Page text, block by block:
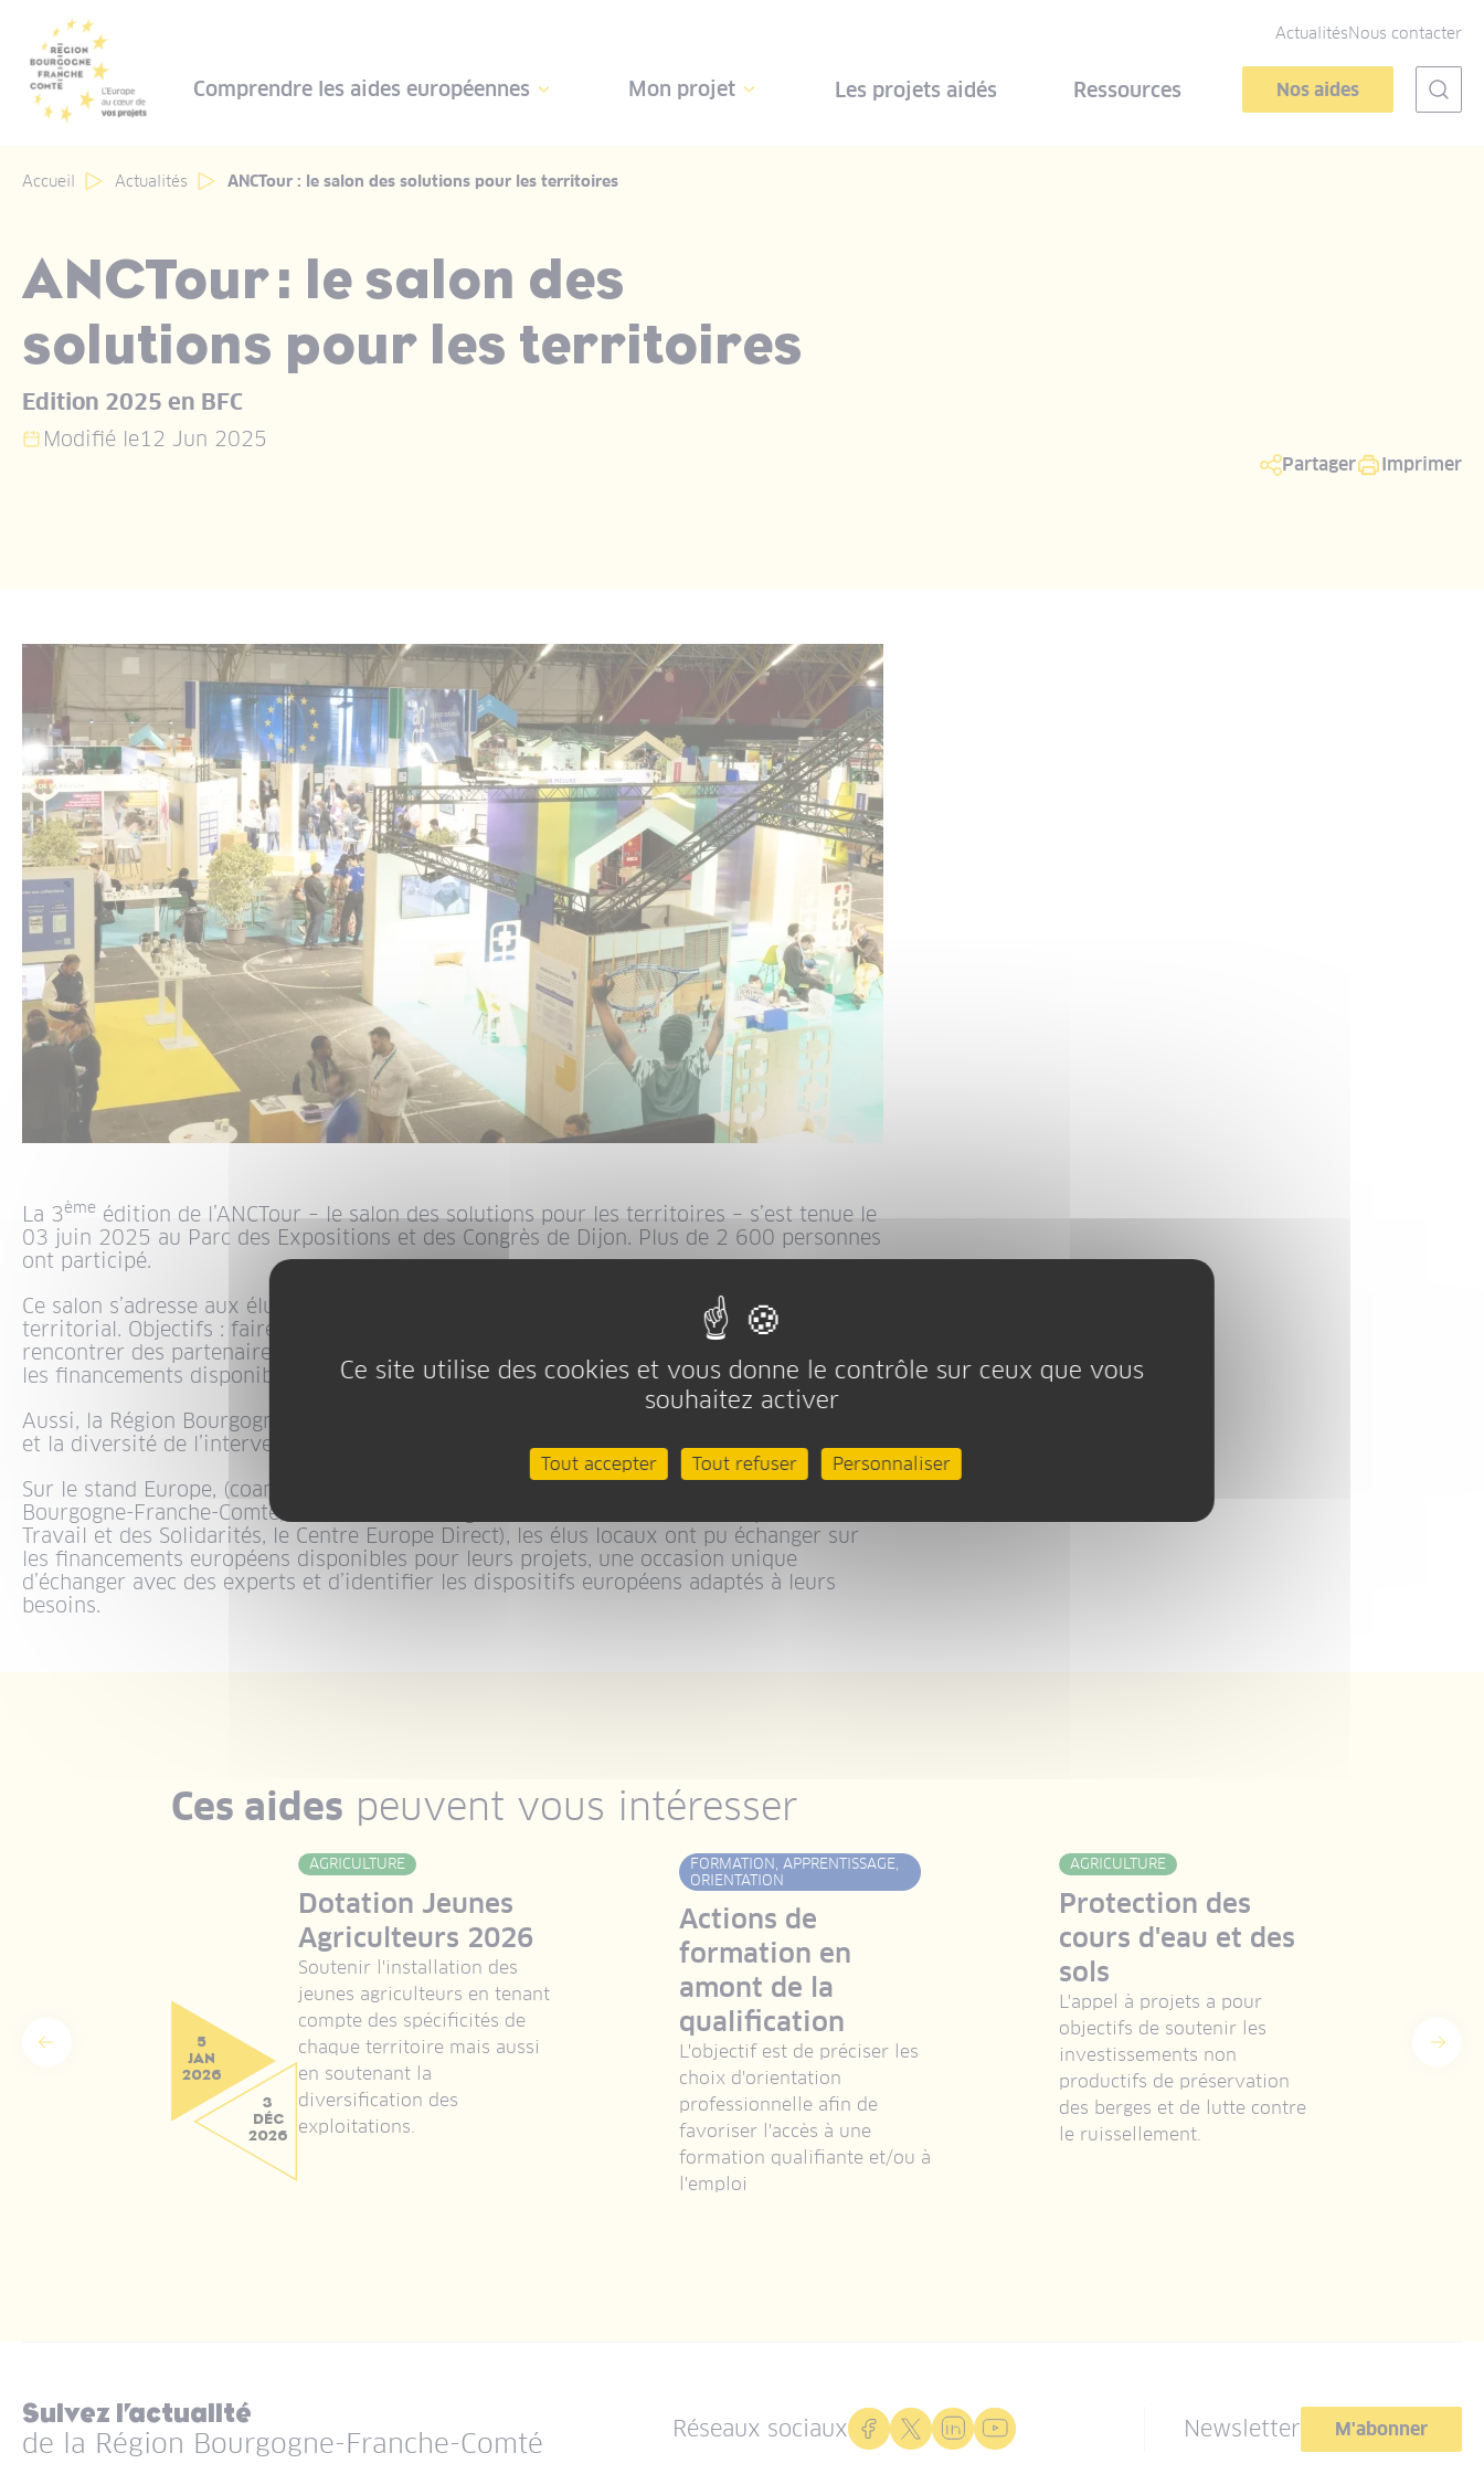
ActualitésNous contacter
Comprendre les aides européennes Mon projet Les projets aidés Ressources Nos aides
Accueil Actualités ANCTour : le salon des solutions pour les territoires
ANCTour : le salon des
solutions pour les territoires
Edition 2025 en BFC
Modifié le12 Jun 2025
Partager Imprimer
La 3ème édition de l’ANCTour – le salon des solutions pour les territoires – s’est tenue le
03 juin 2025 au Parc des Expositions et des Congrès de Dijon. Plus de 2 600 personnes
ont participé.
Ce salon s’adresse aux élus, aux porteurs de projets et aux acteurs du développement
territorial. Objectifs : faire découvrir des solutions concrètes, des outils innovants,
rencontrer des partenaires clés pour faire avancer les projets locaux, se renseigner sur
les financements disponibles pour dynamiser le territoire.
Aussi, la Région Bourgogne-Franche-Comté était présente pour donner à voir l’ampleur
et la diversité de l’intervention régionale aux côtés des territoires.
Sur le stand Europe, (coanimé notamment par les équipes de l’ANCT, de la Région
Bourgogne-Franche-Comté, de la Direction Régionale de l’Economie, de l’Emploi, du
Travail et des Solidarités, le Centre Europe Direct), les élus locaux ont pu échanger sur
les financements européens disponibles pour leurs projets, une occasion unique
d’échanger avec des experts et d’identifier les dispositifs européens adaptés à leurs
besoins.
Ces aides peuvent vous intéresser
Précédent
de bois
5
JAN
2026
3
DÉC
2026
AGRICULTURE
Dotation Jeunes
Agriculteurs 2026
Soutenir l'installation des
jeunes agriculteurs en tenant
compte des spécificités de
chaque territoire mais aussi
en soutenant la
diversification des
exploitations.
FORMATION, APPRENTISSAGE,
ORIENTATION
Actions de
formation en
amont de la
qualification
L'objectif est de préciser les
choix d'orientation
professionnelle afin de
favoriser l'accès à une
formation qualifiante et/ou à
l'emploi
AGRICULTURE
Protection des
cours d'eau et des
sols
L'appel à projets a pour
objectifs de soutenir les
investissements non
productifs de préservation
des berges et de lutte contre
le ruissellement.
Suivez l’actualité
de la Région Bourgogne-Franche-Comté Réseaux sociaux Newsletter M'abonner
Ce site utilise des cookies et vous donne le contrôle sur ceux que vous
souhaitez activer
Tout accepter Tout refuser Personnaliser